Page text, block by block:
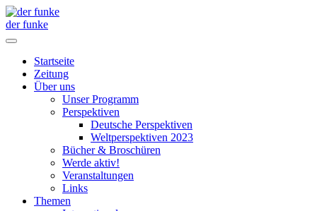
der funke
Startseite
Zeitung
Über uns
Unser Programm
Perspektiven
Deutsche Perspektiven
Weltperspektiven 2023
Bücher & Broschüren
Werde aktiv!
Veranstaltungen
Links
Themen